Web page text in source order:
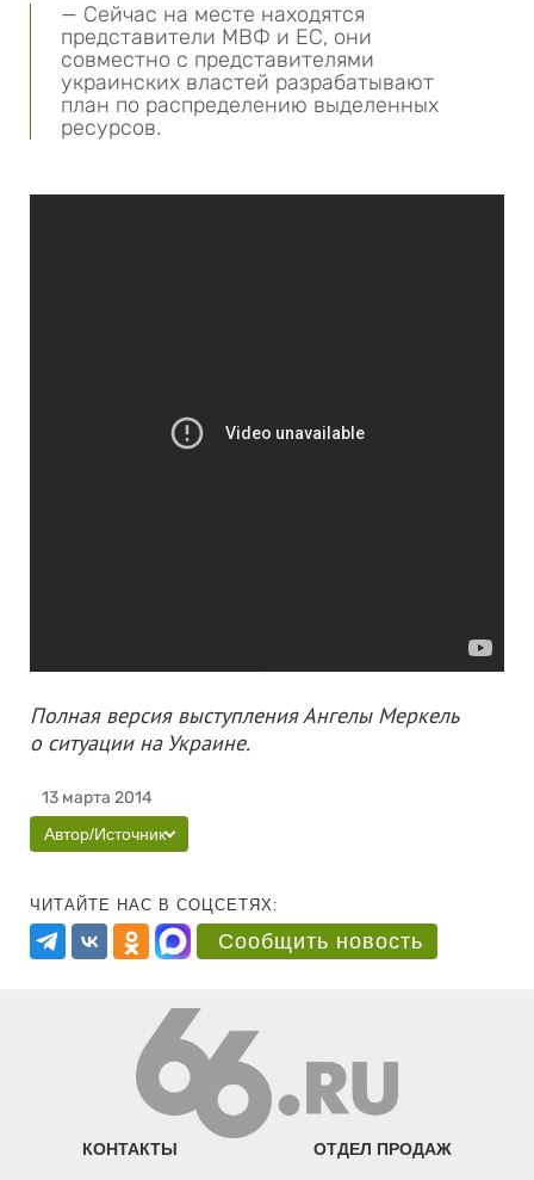
— Сейчас на месте находятся
представители МВФ и ЕС, они
совместно с представителями
украинских властей разрабатывают
план по распределению выделенных
ресурсов.
Полная версия выступления Ангелы Меркель
о ситуации на Украине.
13 марта 2014
Автор/Источник
ЧИТАЙТЕ НАС В СОЦСЕТЯХ:
Сообщить новость
КОНТАКТЫ ОТДЕЛ ПРОДАЖ